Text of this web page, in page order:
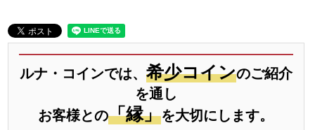
ルナ・コインでは、 希少コインのご紹介
を通し
お客様との「縁」を大切にします。